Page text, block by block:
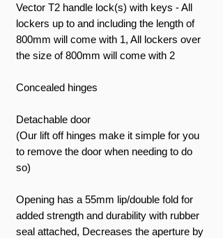
Vector T2 handle lock(s) with keys - All
lockers up to and including the length of
800mm will come with 1, All lockers over
the size of 800mm will come with 2
Concealed hinges
Detachable door
(Our lift off hinges make it simple for you
to remove the door when needing to do
so)
Opening has a 55mm lip/double fold for
added strength and durability with rubber
seal attached, Decreases the aperture by